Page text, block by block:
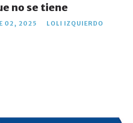
no se tiene
02, 2025 LOLI IZQUIERDO